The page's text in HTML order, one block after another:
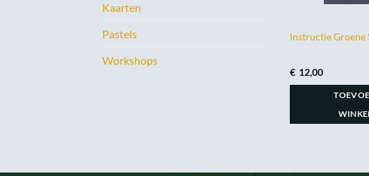
Kaarten
Pastels
Workshops
Instructie Groene
€ 12,00